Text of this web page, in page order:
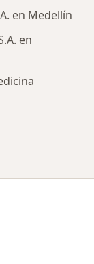
en Medellín
en